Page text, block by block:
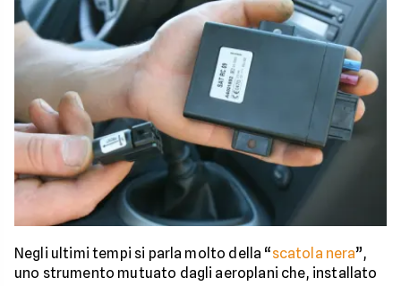
Negli ultimi tempi si parla molto della “scatola nera”,
uno strumento mutuato dagli aeroplani che, installato